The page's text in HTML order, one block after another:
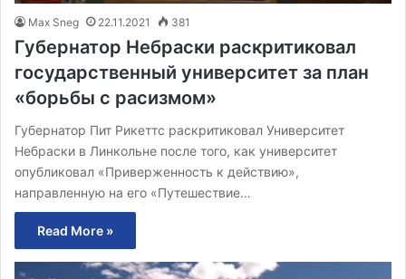
Max Sneg 22.11.2021 381
Губернатор Небраски раскритиковал
государственный университет за план
«борьбы с расизмом»
Губернатор Пит Рикеттс раскритиковал Университет
Небраски в Линкольне после того, как университет
опубликовал «Приверженность к действию»,
направленную на его «Путешествие…
Read More »